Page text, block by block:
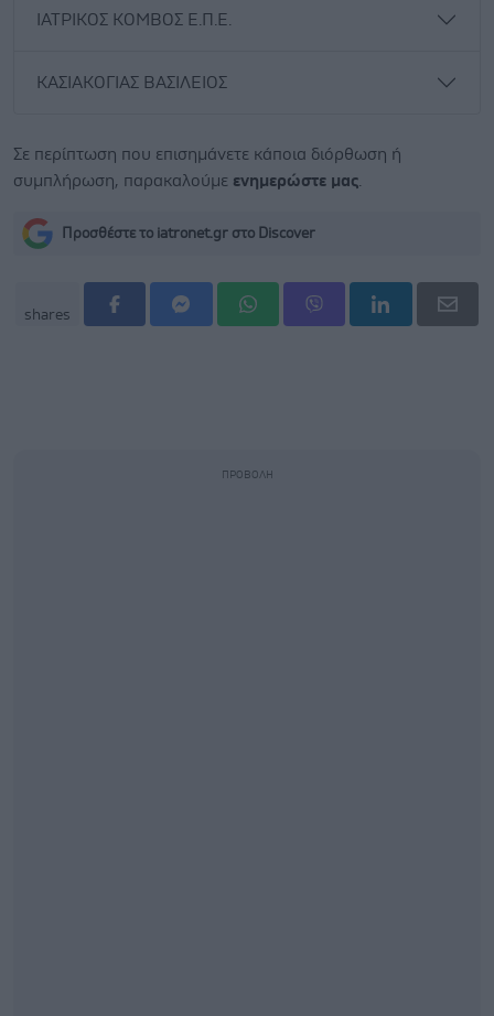
ΙΑΤΡΙΚΟΣ ΚΟΜΒΟΣ Ε.Π.Ε.
ΚΑΣΙΑΚΟΓΙΑΣ ΒΑΣΙΛΕΙΟΣ
Σε περίπτωση που επισημάνετε κάποια διόρθωση ή
συμπλήρωση, παρακαλούμε ενημερώστε μας
Προσθέστε το iatronet.gr στο Discover
shares